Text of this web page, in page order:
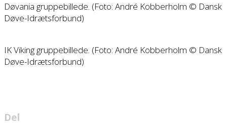
Døvania gruppebillede. (Foto: André Kobberholm © Dansk
Døve-Idrætsforbund)
IK Viking gruppebillede. (Foto: André Kobberholm © Dansk
Døve-Idrætsforbund)
Del